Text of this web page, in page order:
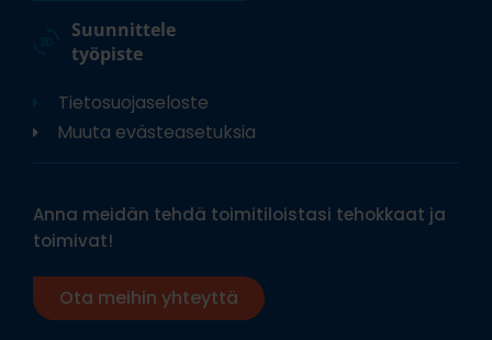
Suunnittele
työpiste
Tietosuojaseloste
Muuta evästeasetuksia
Anna meidän tehdä toimitiloistasi tehokkaat ja
toimivat!
Ota meihin yhteyttä